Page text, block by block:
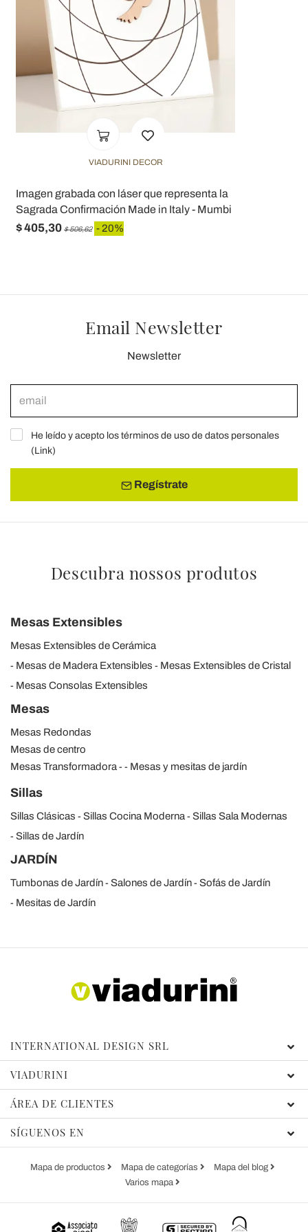
VIADURINI DECOR
Imagen grabada con láser que representa la
Sagrada Confirmación Made in Italy - Mumbi
$ 405,30 $ 506,62 - 20%
Email Newsletter
Newsletter
He leído y acepto los términos de uso de datos personales
(Link)
Regístrate
Descubra nossos produtos
Mesas Extensibles
Mesas Extensibles de Cerámica
Mesas de Madera Extensibles
Mesas Extensibles de Cristal
Mesas Consolas Extensibles
Mesas
Mesas Redondas
Mesas de centro
Mesas Transformadora
Mesas y mesitas de jardín
Sillas
Sillas Clásicas Sillas Cocina Moderna
Sillas Sala Modernas
Sillas de Jardín
JARDÍN
Tumbonas de Jardín Salones de Jardín
Sofás de Jardín
Mesitas de Jardín
INTERNATIONAL DESIGN SRL
VIADURINI
ÁREA DE CLIENTES
SÍGUENOS EN
Mapa de productos Mapa de categorías
Mapa del blog
Varios mapa